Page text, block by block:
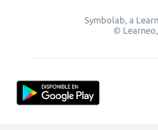
Symbolab, a
©